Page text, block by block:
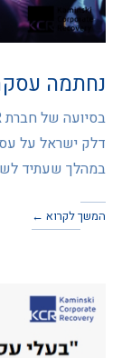
נחתמה
דלק ישראל על
במהלך שעתיד
המשך לקרוא ←